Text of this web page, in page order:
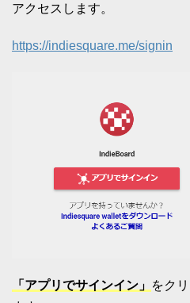
アクセスします。
https://indiesquare.me/signin
「アプリでサインイン」 をク